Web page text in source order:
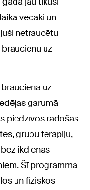
vecāki un
netraucētu
uz
uz
garumā
piedzīvos radošas
grupu terapiju,
ikdienas
Šī programma
un fiziskos